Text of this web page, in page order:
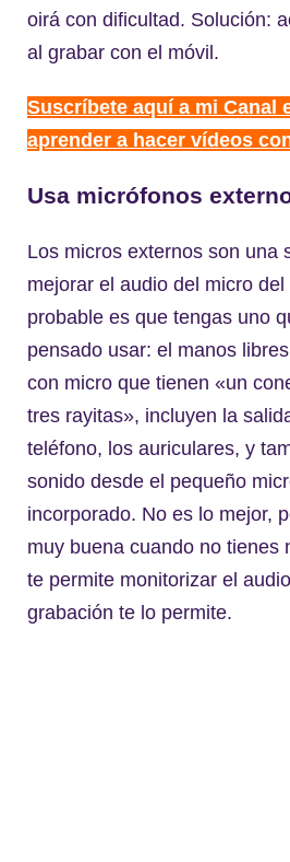
oirá con dificultad. Solución:
al grabar con el móvil.
Suscríbete aquí a mi Canal
aprender a hacer vídeos
Usa micrófonos
Los micros externos son una
mejorar el audio del micro
probable es que tengas uno
pensado usar: el manos
con micro que tienen «un
tres rayitas», incluyen la
teléfono, los auriculares, y
sonido desde el pequeño
incorporado. No es lo mejor,
muy buena cuando no tienes
te permite monitorizar el
grabación te lo permite.